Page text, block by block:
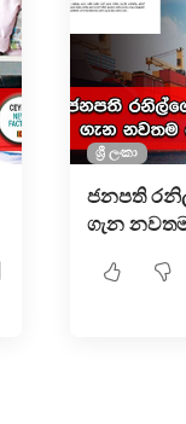
ශ්‍රී ලංකා
ජනපති
ගැන